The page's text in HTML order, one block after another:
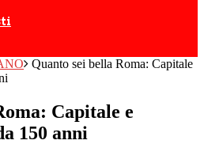
Quanto sei bella Roma: Capitale
Capitale e
150 anni